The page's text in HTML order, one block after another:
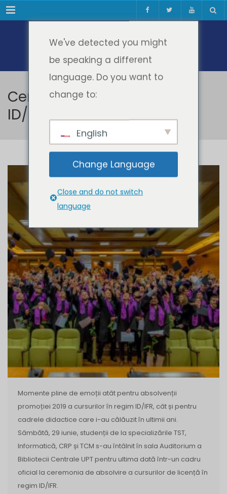
Meniul
Ceremonia de absolvire
ID/IFR - promoția 2019
Momente pline de emoții atât pentru absolvenții
promoției 2019 a cursurilor în regim ID/IFR, cât și pentru
cadrele didactice care i-au călăuzit în ultimii ani.
Sâmbătă, 29 iunie, studenții de la specializările TST,
Informatică, CRP și TCM s-au întâlnit în sala Auditorium a
Bibliotecii Centrale UPT pentru ultima dată într-un cadru
oficial la ceremonia de absolvire a cursurilor de licență în
regim ID/IFR.
We've detected you might
be speaking a different
language. Do you want to
change to:
English
Change Language
Close and do not switch
language